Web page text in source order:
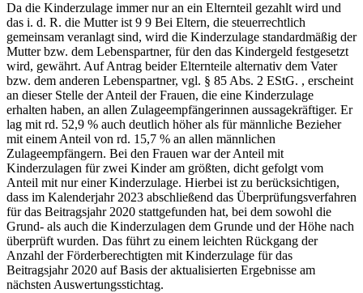
Da die Kinderzulage immer nur an ein Elternteil gezahlt wird und
das i. d. R. die Mutter ist9 9 Bei Eltern, die steuerrechtlich
gemeinsam veranlagt sind, wird die Kinderzulage standardmäßig der
Mutter bzw. dem Lebenspartner, für den das Kindergeld festgesetzt
wird, gewährt. Auf Antrag beider Elternteile alternativ dem Vater
bzw. dem anderen Lebenspartner, vgl. § 85 Abs. 2 EStG. , erscheint
an dieser Stelle der Anteil der Frauen, die eine Kinderzulage
erhalten haben, an allen Zulageempfängerinnen aussagekräftiger. Er
lag mit rd. 52,9 % auch deutlich höher als für männliche Bezieher
mit einem Anteil von rd. 15,7 % an allen männlichen
Zulageempfängern. Bei den Frauen war der Anteil mit
Kinderzulagen für zwei Kinder am größten, dicht gefolgt vom
Anteil mit nur einer Kinderzulage. Hierbei ist zu berücksichtigen,
dass im Kalenderjahr 2023 abschließend das Überprüfungsverfahren
für das Beitragsjahr 2020 stattgefunden hat, bei dem sowohl die
Grund- als auch die Kinderzulagen dem Grunde und der Höhe nach
überprüft wurden. Das führt zu einem leichten Rückgang der
Anzahl der Förderberechtigten mit Kinderzulage für das
Beitragsjahr 2020 auf Basis der aktualisierten Ergebnisse am
nächsten Auswertungsstichtag.